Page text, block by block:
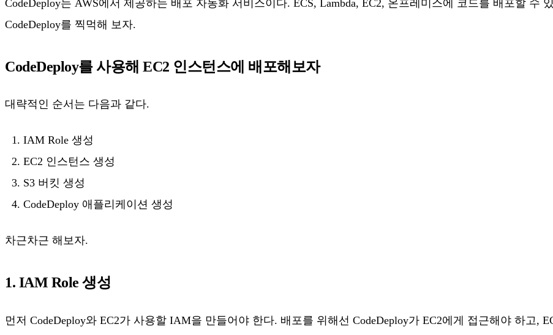
CodeDeploy는 AWS에서 제공하는 배포 자동화 서비스이다. ECS, Lambda, EC2, 온프레미스에 코드를 배포할 수
CodeDeploy를 찍먹해 보자.
CodeDeploy를 사용해 EC2 인스턴스에 배포해보자
대략적인 순서는 다음과 같다.
IAM Role 생성
EC2 인스턴스 생성
S3 버킷 생성
CodeDeploy 애플리케이션 생성
차근차근 해보자.
1. IAM Role 생성
먼저 CodeDeploy와 EC2가 사용할 IAM을 만들어야 한다. 배포를 위해선 CodeDeploy가 EC2에게 접근해야 하고,